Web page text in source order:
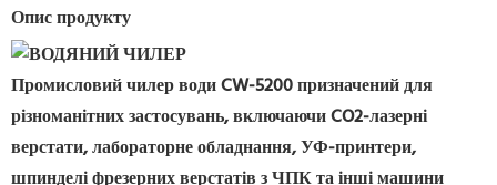
Опис продукту
Промисловий чилер води CW-5200 призначений для
різноманітних застосувань, включаючи CO2-лазерні
верстати, лабораторне обладнання, УФ-принтери,